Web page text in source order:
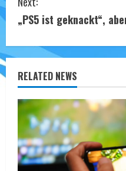
t
i
n
u
e
R
e
„PS5 ist geknackt“,
RELATED NEWS